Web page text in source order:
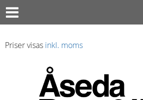
Priser visas inkl. moms